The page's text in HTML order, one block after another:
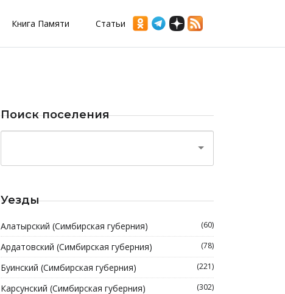
Книга Памяти Статьи
Поиск поселения
Уезды
Алатырский (Симбирская губерния) (60)
Ардатовский (Симбирская губерния) (78)
Буинский (Симбирская губерния) (221)
Карсунский (Симбирская губерния) (302)